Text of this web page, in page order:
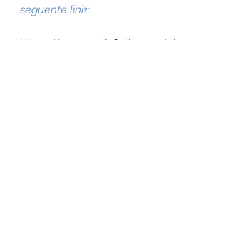
seguente link:
https://www.satisfiction.eu/nicanor